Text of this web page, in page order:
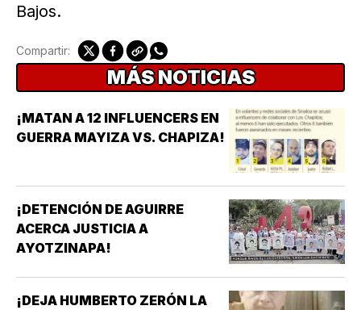
Bajos.
Compartir:
MÁS NOTICIAS
¡MATAN A 12 INFLUENCERS EN
GUERRA MAYIZA VS. CHAPIZA!
¡DETENCIÓN DE AGUIRRE
ACERCA JUSTICIA A
AYOTZINAPA!
¡DEJA HUMBERTO ZERÓN LA